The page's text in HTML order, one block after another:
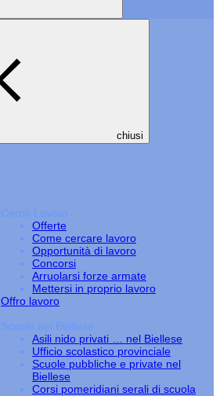
chiusi
Cerco Lavoro
Offerte
Come cercare lavoro
Opportunità di lavoro
Concorsi
Arruolarsi forze armate
Mettersi in proprio lavoro
Offro lavoro
Scuole nel Biellese
Asili nido privati … nel Biellese
Ufficio scolastico provinciale
Scuole pubbliche e private nel
Biellese
Corsi pomeridiani serali di scuola